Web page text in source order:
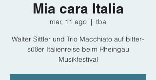
Mia cara Italia
mar, 11 ago
  |
tba
Walter Sittler und Trio Macchiato auf bitter-
süßer Italienreise beim Rheingau
Musikfestival